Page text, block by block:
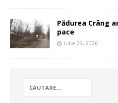
Pădurea Crâng
pace
iulie 29, 2026